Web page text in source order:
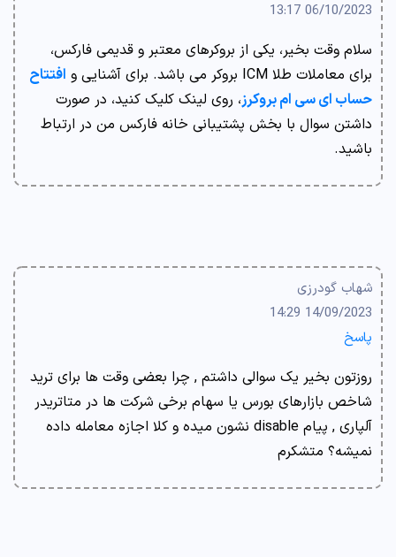
06/10/2023 13:17
سلام وقت بخیر، یکی از بروکرهای معتبر و قدیمی فارکس،
برای معاملات طلا ICM بروکر می باشد. برای آشنایی و
افتتاح
حساب ای سی ام بروکرز، روی لینک کلیک کنید، در صورت
داشتن سوال با بخش پشتیبانی خانه فارکس من در ارتباط
باشید.
شهاب گودرزی
14/09/2023 14:29
پاسخ
روزتون بخیر یک سوالی داشتم , چرا بعضی وقت ها برای ترید
شاخص بازارهای بورس یا سهام برخی شرکت ها در متاتریدر
آلپاری , پیام disable نشون میده و کلا اجازه معامله داده
نمیشه؟ متشکرم